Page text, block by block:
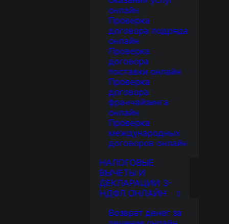
онлайн
Проверка
договора подряда
онлайн
Проверка
договора
поставки онлайн
Проверка
договора
франчайзинга
онлайн
Проверка
международных
договоров онлайн
НАЛОГОВЫЕ
ВЫЧЕТЫ И
ДЕКЛАРАЦИИ 3-
НДФЛ ОНЛАЙН
Возврат денег за